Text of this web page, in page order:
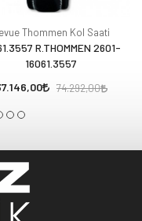
Thommen Kol Saati
R.THOMMEN 2601-
16061.3557
74.292,00